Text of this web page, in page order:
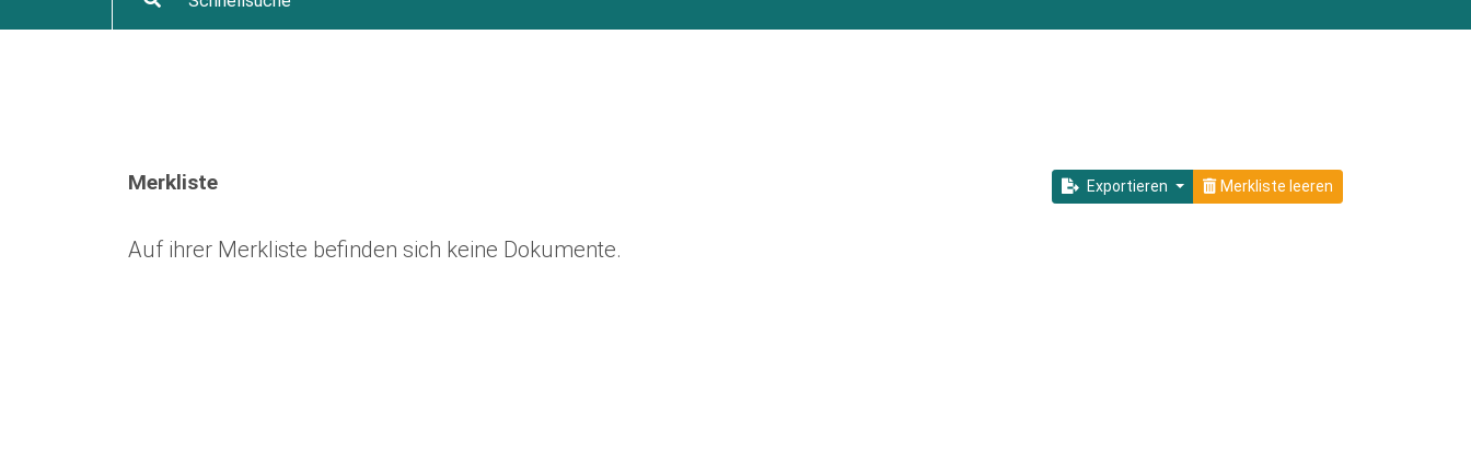
Exportieren Merkliste leeren
Merkliste
Auf ihrer Merkliste befinden sich keine Dokumente.